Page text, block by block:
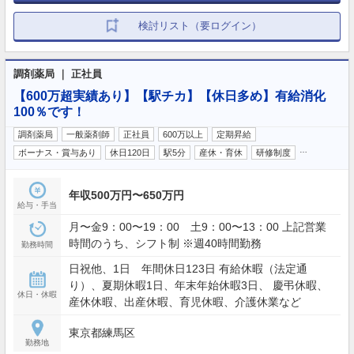
検討リスト（要ログイン）
調剤薬局 ｜ 正社員
【600万超実績あり】【駅チカ】【休日多め】有給消化
100％です！
調剤薬局 一般薬剤師 正社員 600万以上
定期昇給
ボーナス・賞与あり
休日120日 駅5分 産休・育休 研修制度
給与・手当
年収500万円〜650万円
勤務時間
月〜金9：00〜19：00 土9：00〜13：00 上記営業
時間のうち、シフト制 ※週40時間勤務
休日・休暇
日祝他、1日 年間休日123日 有給休暇（法定通
り）、夏期休暇1日、年末年始休暇3日、 慶弔休暇、
産休休暇、出産休暇、育児休暇、介護休業など
勤務地
東京都練馬区